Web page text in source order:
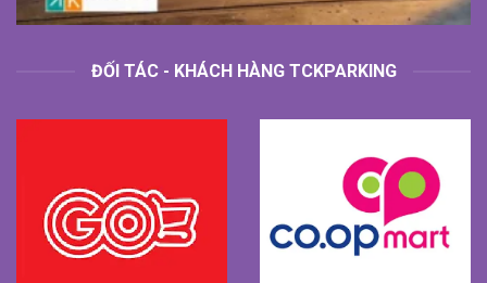
ĐỐI TÁC - KHÁCH HÀNG TCKPARKING